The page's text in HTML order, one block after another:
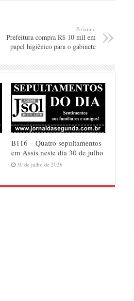
Próximo
Prefeitura compra R$ 10 mil em
papel higiênico para o gabinete
B116 – Quatro sepultamentos
em Assis neste dia 30 de julho
30 de julho de 2026